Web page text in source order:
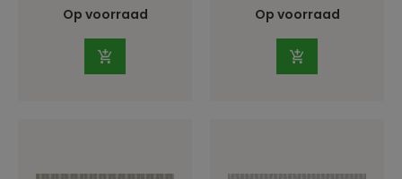
Op voorraad Op voorraad